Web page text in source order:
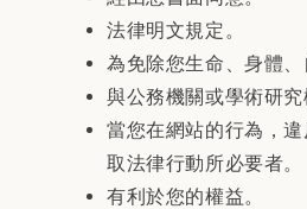
法律明文規定。
為免除您生命、身體、
與公務機關或學術研
當您在網站的行為，
取法律行動所必要者。
有利於您的權益。